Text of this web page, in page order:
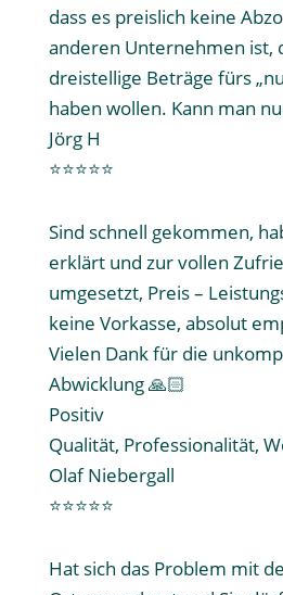
dass es preislich keine
anderen Unternehmen ist,
dreistellige Beträge fürs
haben wollen. Kann man
Jörg H
⭐⭐⭐⭐⭐
Sind schnell gekommen,
erklärt und zur vollen
umgesetzt, Preis –
keine Vorkasse, absolut
Vielen Dank für die
Abwicklung 🙏🏻
Positiv
Qualität, Professionalität,
Olaf Niebergall
⭐⭐⭐⭐⭐
Hat sich das Problem mit